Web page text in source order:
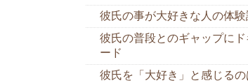
彼氏の事が大好きな人の体験
彼氏の普段とのギャップに
ード
彼氏を「大好き」と感じるの